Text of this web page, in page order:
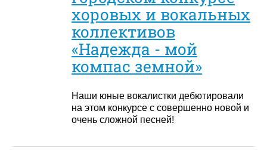
хоровых и вокальных
коллективов
«Надежда - мой
компас земной»
Наши юные вокалистки дебютировали
на этом конкурсе с совершенно новой и
очень сложной песней!